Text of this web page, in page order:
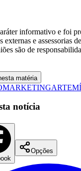
informativo e foi
externas e assessorias
são de
matéria
MARKETINGARTE
notícia
Opções